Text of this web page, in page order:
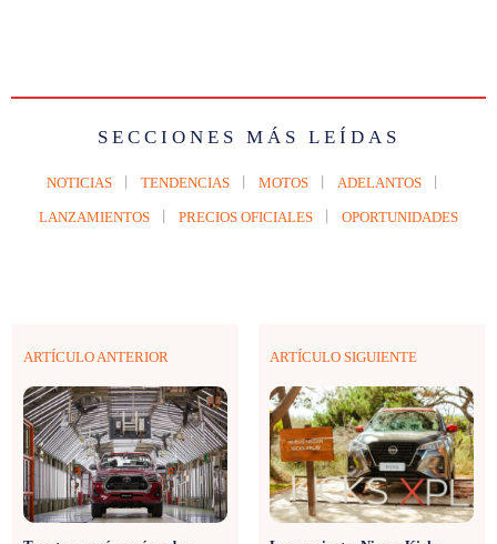
SECCIONES MÁS LEÍDAS
NOTICIAS TENDENCIAS MOTOS ADELANTOS
LANZAMIENTOS PRECIOS OFICIALES OPORTUNIDADES
ARTÍCULO ANTERIOR ARTÍCULO SIGUIENTE